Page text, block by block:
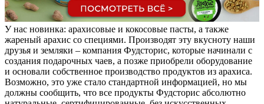
У нас новинка: арахисовые и кокосовые пасты, а также
жареный арахис со специями. Производят эту вкусноту наши
друзья и земляки – компания Фудсторис, которые начинали с
создания подарочных чаев, а позже приобрели оборудование
и основали собственное производство продуктов из арахиса.
Возможно, это уже стало стандартной информацией, но мы
должны сообщить, что все продукты Фудсторис абсолютно